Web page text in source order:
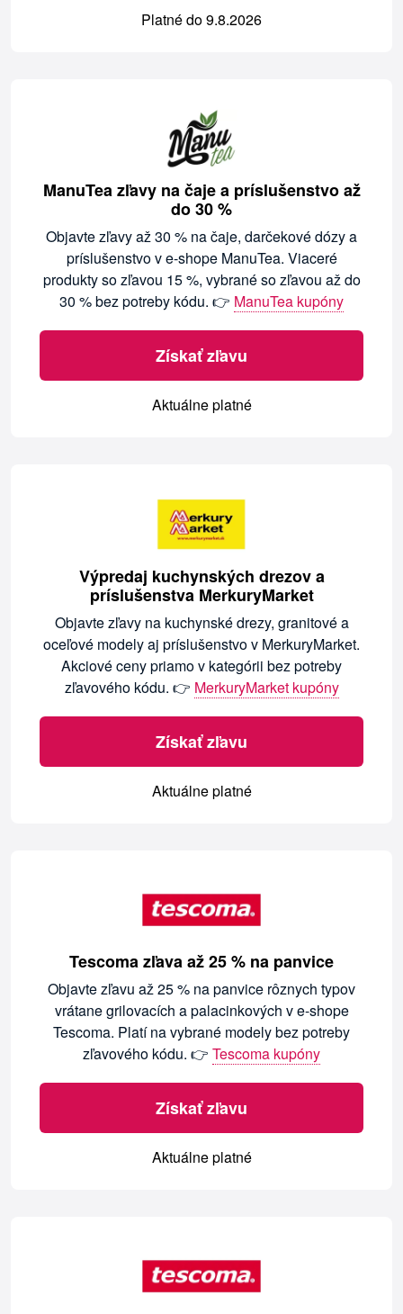
Platné do 9.8.2026
ManuTea zľavy na čaje a príslušenstvo až
do 30 %
Objavte zľavy až 30 % na čaje, darčekové dózy a
príslušenstvo v e-shope ManuTea. Viaceré
produkty so zľavou 15 %, vybrané so zľavou až do
30 % bez potreby kódu. 👉 ManuTea kupóny
Získať zľavu
Aktuálne platné
Výpredaj kuchynských drezov a
príslušenstva MerkuryMarket
Objavte zľavy na kuchynské drezy, granitové a
oceľové modely aj príslušenstvo v MerkuryMarket.
Akciové ceny priamo v kategórii bez potreby
zľavového kódu. 👉 MerkuryMarket kupóny
Získať zľavu
Aktuálne platné
Tescoma zľava až 25 % na panvice
Objavte zľavu až 25 % na panvice rôznych typov
vrátane grilovacích a palacinkových v e-shope
Tescoma. Platí na vybrané modely bez potreby
zľavového kódu. 👉 Tescoma kupóny
Získať zľavu
Aktuálne platné